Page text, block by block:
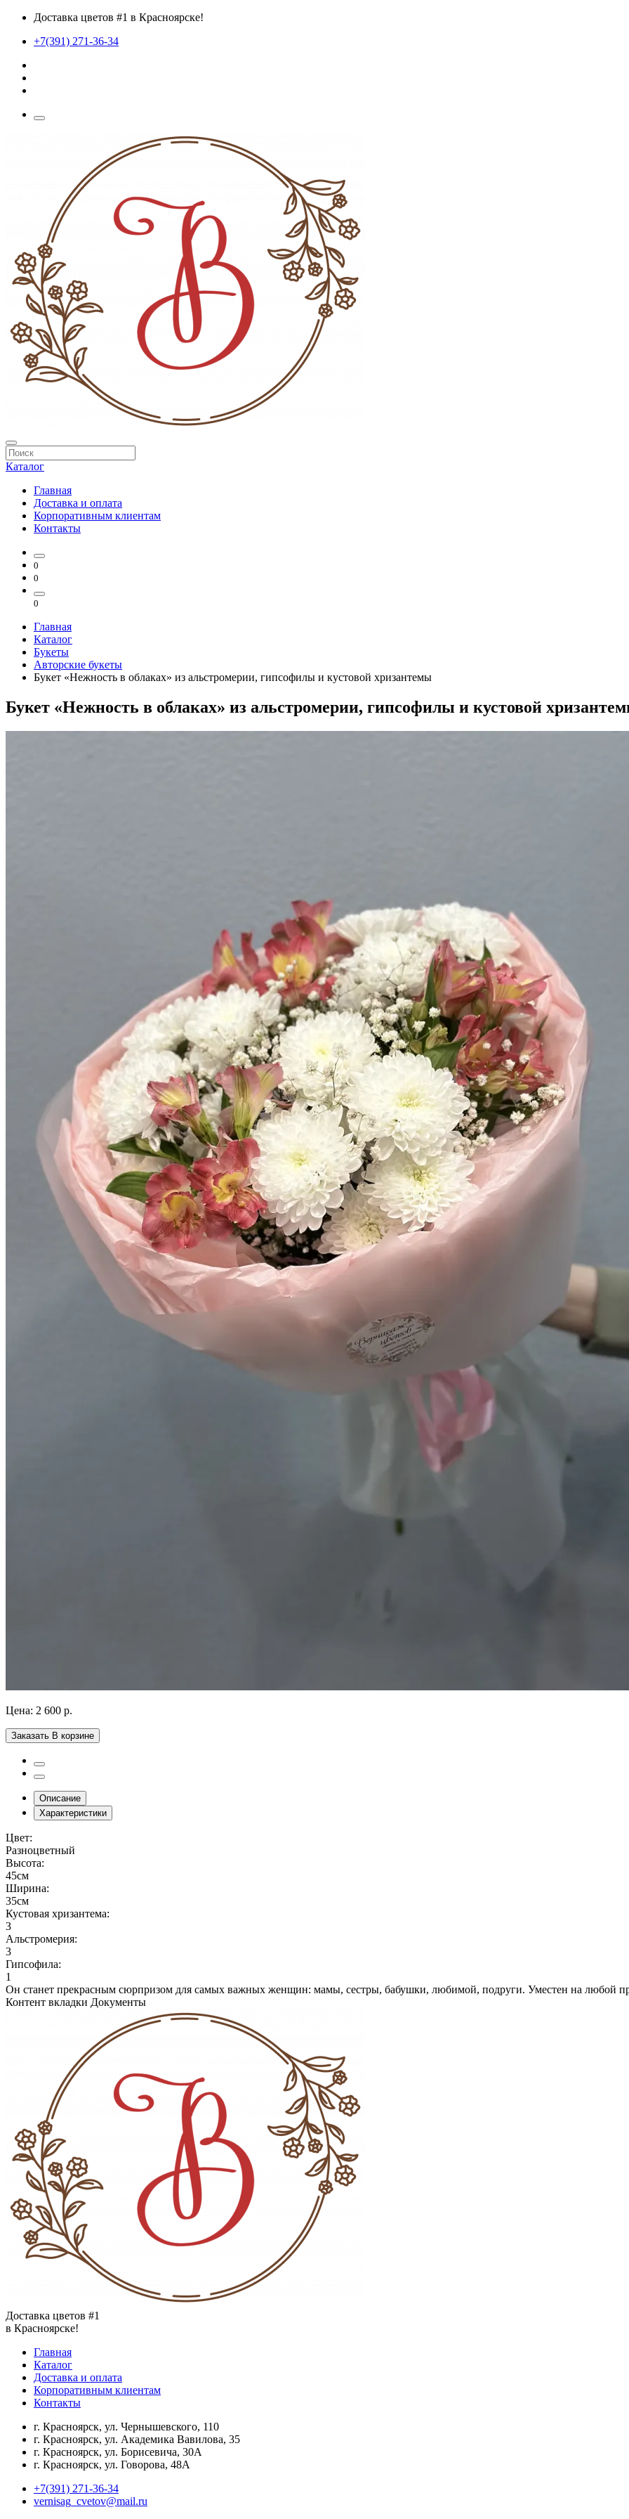
Доставка цветов #1 в Красноярске!
+7(391) 271-36-34
Каталог
Главная
Доставка и оплата
Корпоративным клиентам
Контакты
0
0
0
Главная
Каталог
Букеты
Авторские букеты
Букет «Нежность в облаках» из альстромерии, гипсофилы и кустовой хризантемы
Букет «Нежность в облаках» из альстромерии, гипсофилы и кустовой
Цена: 2 600 р.
Заказать В корзине
Описание
Характеристики
Цвет:
Разноцветный
Высота:
45см
Ширина:
35см
Кустовая хризантема:
3
Альстромерия:
3
Гипсофила:
1
Он станет прекрасным сюрпризом для самых важных женщин: мамы, сестры, бабушки, любимой, подруги. Уместен на любой
Контент вкладки Документы
Доставка цветов #1
в Красноярске!
Главная
Каталог
Доставка и оплата
Корпоративным клиентам
Контакты
г. Красноярск, ул. Чернышевского, 110
г. Красноярск, ул. Академика Вавилова, 35
г. Красноярск, ул. Борисевича, 30А
г. Красноярск, ул. Говорова, 48А
+7(391) 271-36-34
vernisag_cvetov@mail.ru